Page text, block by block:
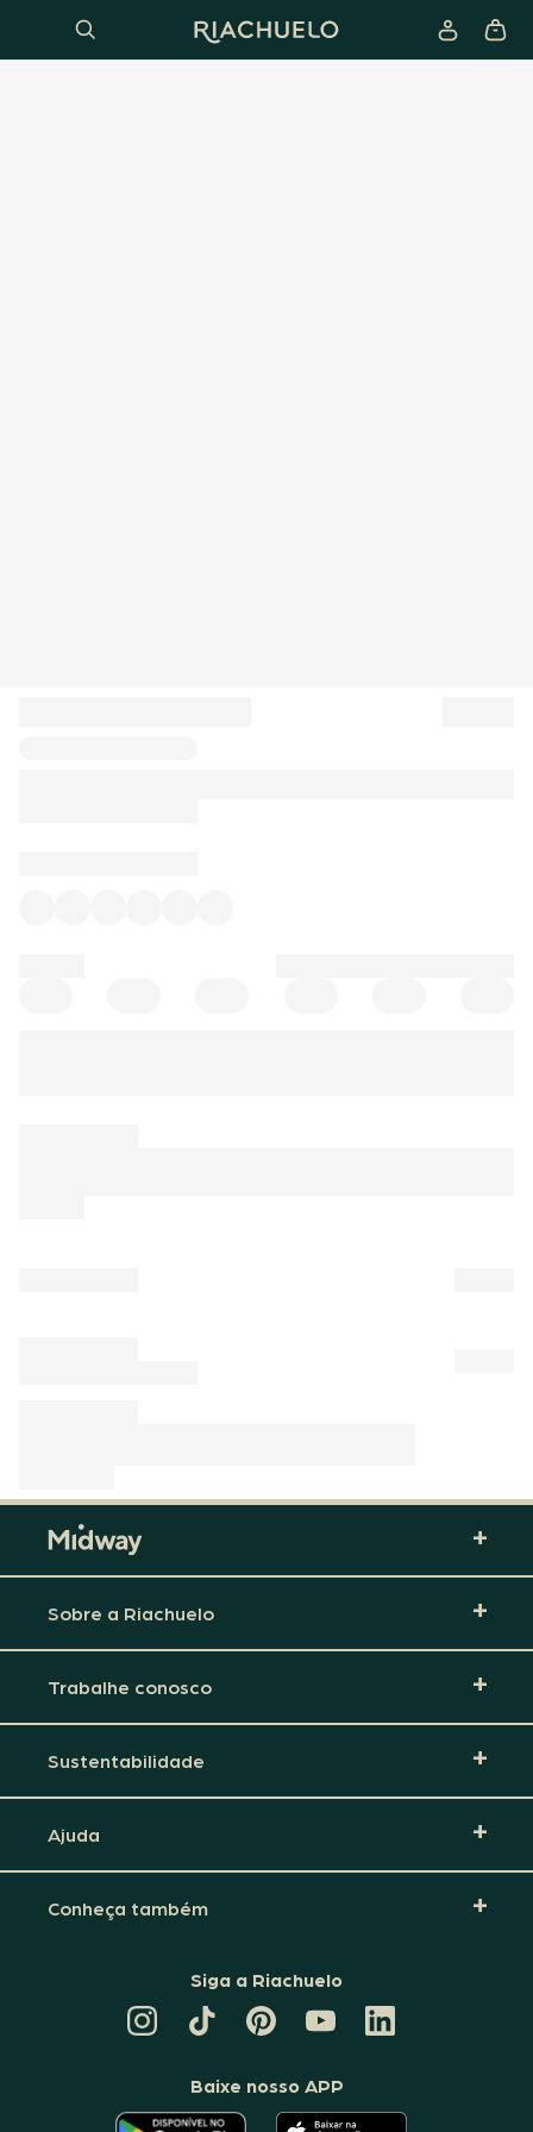
Sobre a Riachuelo
Trabalhe conosco
Sustentabilidade
Ajuda
Conheça também
Siga a Riachuelo
TIKTOK
DA
PINTEREST
DA
CANAL
DA
RIACHUELO
LINKEDIN
DA
Baixe nosso APP
O O